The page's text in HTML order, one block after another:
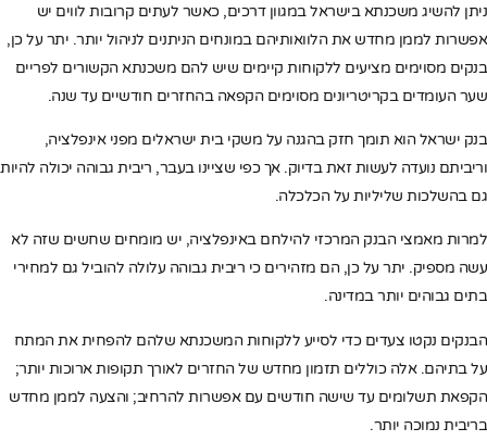
ניתן להשיג משכנתא בישראל במגוון דרכים, כאשר לעתים קרובות לווים יש
אפשרות לממן מחדש את הלוואותיהם במונחים הניתנים לניהול יותר. יתר על כן,
בנקים מסוימים מציעים ללקוחות קיימים שיש להם משכנתא הקשורים לפריים
שער העומדים בקריטריונים מסוימים הקפאה בהחזרים חודשיים עד שנה.
בנק ישראל הוא תומך חזק בהגנה על משקי בית ישראלים מפני אינפלציה,
וריביתם נועדה לעשות זאת בדיוק. אך כפי שציינו בעבר, ריבית גבוהה יכולה להיות
גם בהשלכות שליליות על הכלכלה.
למרות מאמצי הבנק המרכזי להילחם באינפלציה, יש מומחים שחשים שזה לא
עשה מספיק. יתר על כן, הם מזהירים כי ריבית גבוהה עלולה להוביל גם למחירי
בתים גבוהים יותר במדינה.
הבנקים נקטו צעדים כדי לסייע ללקוחות המשכנתא שלהם להפחית את המתח
על בתיהם. אלה כוללים תזמון מחדש של החזרים לאורך תקופות ארוכות יותר;
הקפאת תשלומים עד שישה חודשים עם אפשרות להרחיב; והצעה לממן מחדש
בריבית נמוכה יותר.